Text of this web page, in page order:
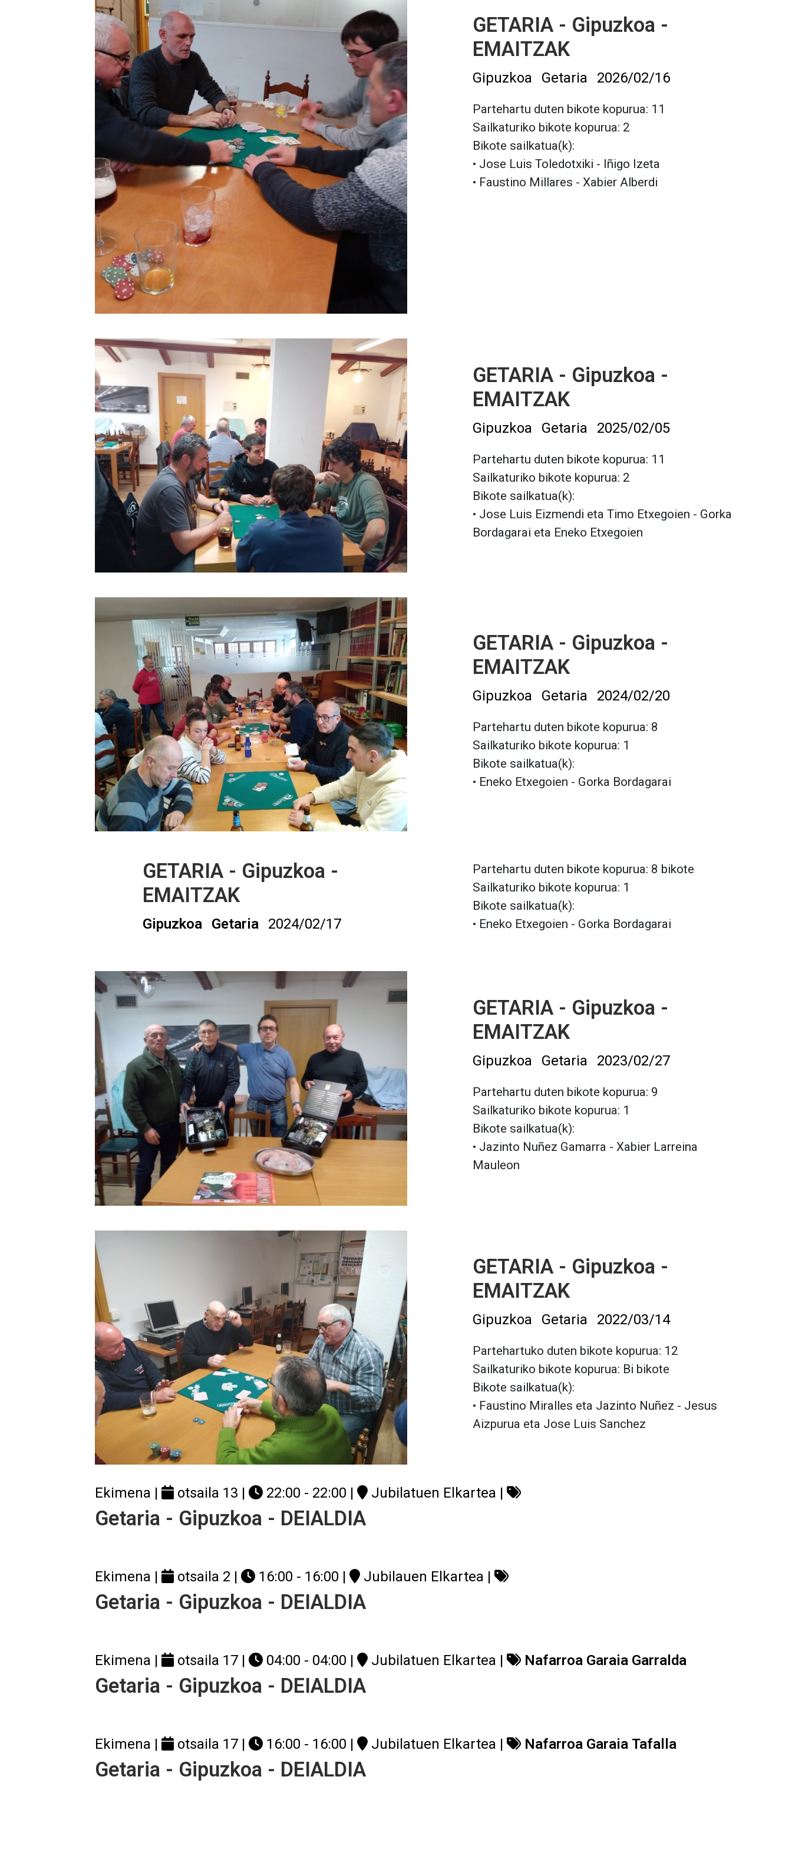
GETARIA - Gipuzkoa -
EMAITZAK
Gipuzkoa Getaria 2026/02/16
Partehartu duten bikote kopurua: 11
Sailkaturiko bikote kopurua: 2
Bikote sailkatua(k):
• Jose Luis Toledotxiki - Iñigo Izeta
• Faustino Millares - Xabier Alberdi
GETARIA - Gipuzkoa -
EMAITZAK
Gipuzkoa Getaria 2025/02/05
Partehartu duten bikote kopurua: 11
Sailkaturiko bikote kopurua: 2
Bikote sailkatua(k):
• Jose Luis Eizmendi eta Timo Etxegoien - Gorka
Bordagarai eta Eneko Etxegoien
GETARIA - Gipuzkoa -
EMAITZAK
Gipuzkoa Getaria 2024/02/20
Partehartu duten bikote kopurua: 8
Sailkaturiko bikote kopurua: 1
Bikote sailkatua(k):
• Eneko Etxegoien - Gorka Bordagarai
GETARIA - Gipuzkoa -
EMAITZAK
Gipuzkoa Getaria 2024/02/17
Partehartu duten bikote kopurua: 8 bikote
Sailkaturiko bikote kopurua: 1
Bikote sailkatua(k):
• Eneko Etxegoien - Gorka Bordagarai
GETARIA - Gipuzkoa -
EMAITZAK
Gipuzkoa Getaria 2023/02/27
Partehartu duten bikote kopurua: 9
Sailkaturiko bikote kopurua: 1
Bikote sailkatua(k):
• Jazinto Nuñez Gamarra - Xabier Larreina
Mauleon
GETARIA - Gipuzkoa -
EMAITZAK
Gipuzkoa Getaria 2022/03/14
Partehartuko duten bikote kopurua: 12
Sailkaturiko bikote kopurua: Bi bikote
Bikote sailkatua(k):
• Faustino Miralles eta Jazinto Nuñez - Jesus
Aizpurua eta Jose Luis Sanchez
Ekimena | otsaila 13 | 22:00 - 22:00 | Jubilatuen Elkartea |
Getaria - Gipuzkoa - DEIALDIA
Ekimena | otsaila 2 | 16:00 - 16:00 | Jubilauen Elkartea |
Getaria - Gipuzkoa - DEIALDIA
Ekimena | otsaila 17 | 04:00 - 04:00 | Jubilatuen Elkartea | Nafarroa Garaia Garralda
Getaria - Gipuzkoa - DEIALDIA
Ekimena | otsaila 17 | 16:00 - 16:00 | Jubilatuen Elkartea | Nafarroa Garaia Tafalla
Getaria - Gipuzkoa - DEIALDIA